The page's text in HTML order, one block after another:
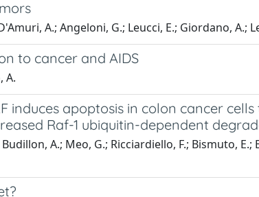
A.; Angeloni, G.; Leucci, E.; Giordano, A.;
to cancer and AIDS
A.
induces apoptosis in colon cancer
Raf-1 ubiquitin-dependent
A.; Meo, G.; Ricciardiello, F.; Bismuto,